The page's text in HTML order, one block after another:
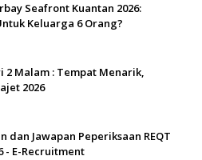
Seafront Kuantan 2026:
Keluarga 6 Orang?
2 Malam : Tempat Menarik,
2026
dan Jawapan Peperiksaan REQT
- E-Recruitment